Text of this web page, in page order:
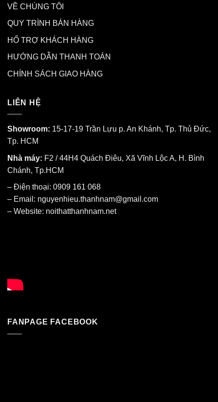
VỀ CHÚNG TÔI
QUY TRÌNH BÁN HÀNG
HỔ TRỢ KHÁCH HÀNG
HƯỚNG DẪN THANH TOÁN
CHÍNH SÁCH GIAO HÀNG
LIÊN HỆ
Showroom: 15-17-19 Trần Lựu p. An Khánh, Tp. Thủ Đức,
Tp. HCM
Nhà máy: F2 / 44H4 Quách Điêu, Xã Vĩnh Lộc A, H. Bình
Chánh, Tp.HCM
– Điện thoại: 0909 161 068
– Email: nguyenhieu.thanhnam@gmail.com
– Website: noithatthanhnam.net
FANPAGE FACEBOOK